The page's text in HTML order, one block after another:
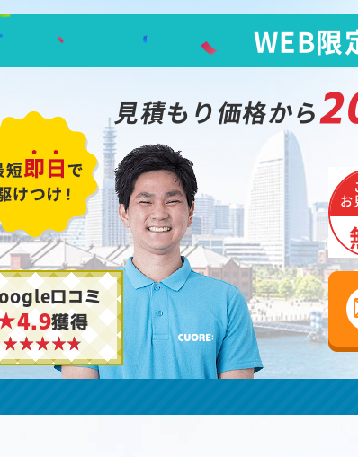
口コミ
獲得
WEB限
見積もり価格から
お